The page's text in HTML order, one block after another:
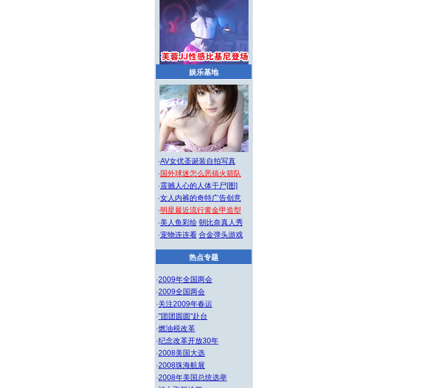
娱乐基地
·AV女优圣诞装自拍写真
· 国外球迷怎么恶搞火箭队
·震撼人心的人体干尸[图]
·女人内裤的奇特广告创意
·明星最近流行黄金甲造型
·美人鱼彩绘 朝比奈真人秀
·宠物连连看 合金弹头游戏
热点专题
·2009年全国两会
·2009全国两会
·关注2009年春运
·"团团圆圆"赴台
·燃油税改革
·纪念改革开放30年
·2008美国大选
·2008珠海航展
·2008年美国总统选举